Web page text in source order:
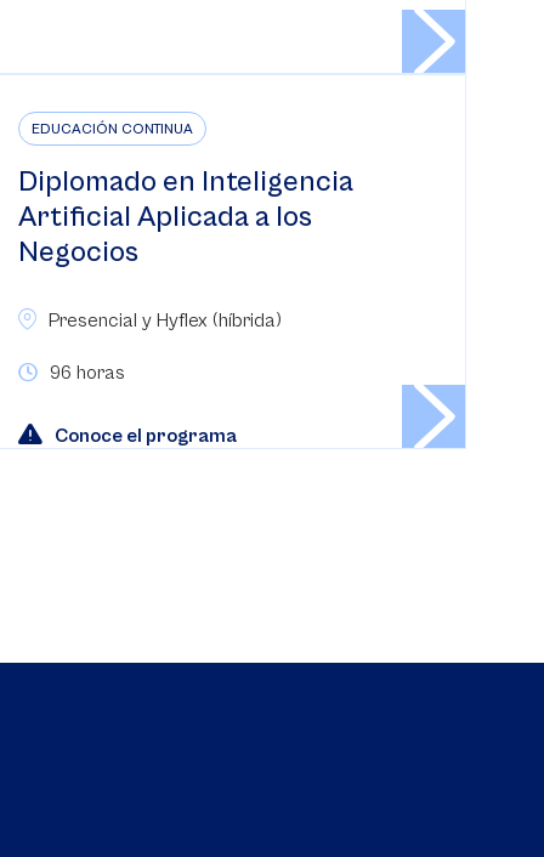
EDUCACIÓN CONTINUA
Diplomado en Inteligencia
Artificial Aplicada a los
Negocios
Presencial y Hyflex (híbrida)
96 horas
Conoce el programa